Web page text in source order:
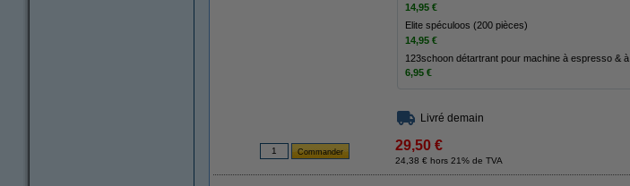
14,95 €
Elite spéculoos (200 pièces)
14,95 €
123schoon détartrant pour machine à espresso &
6,95 €
Livré demain
29,50 €
24,38 € hors 21% de TVA